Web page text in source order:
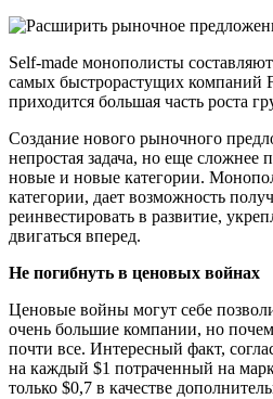
Self-made монополисты
самых быстрорастущих компаний
приходится большая часть роста
Создание нового рыночного
непростая задача, но еще сложнее
новые и новые категории.
категории, дает возможность
реинвестировать в развитие,
двигаться вперед.
Не погибнуть в ценовых войнах
Ценовые войны могут себе
очень большие компании, но
почти все. Интересный факт,
на каждый $1 потраченный на
только $0,7 в качестве